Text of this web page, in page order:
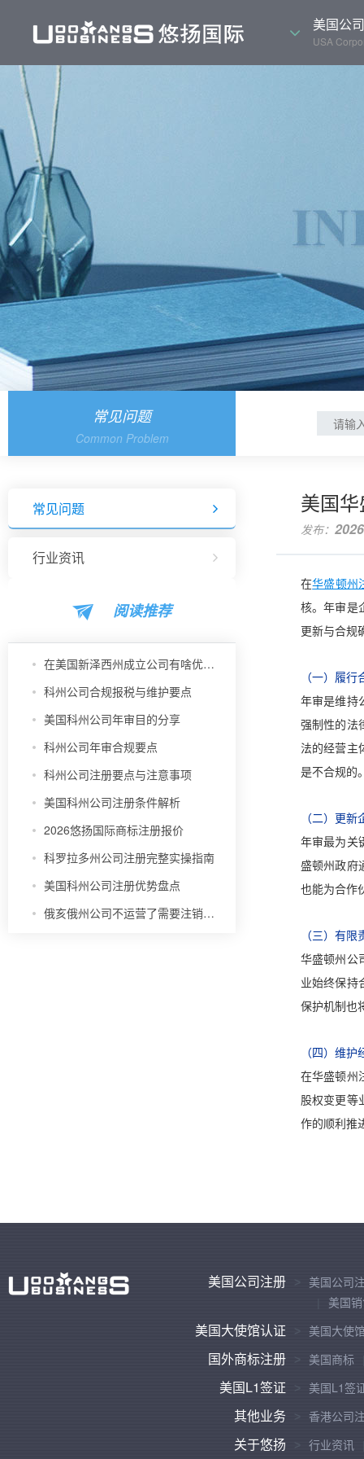
美国公
USA
常见问题
Common Problem
常见问题
行业资讯
阅读推荐
在美国新泽西州成立公司有啥优势？
科州公司合规报税与维护要点
美国科州公司年审目的分享
科州公司年审合规要点
科州公司注册要点与注意事项
美国科州公司注册条件解析
2026悠扬国际商标注册报价
科罗拉多州公司注册完整实操指南
美国科州公司注册优势盘点
俄亥俄州公司不运营了需要注销吗？
美国
发布：
在华盛顿州
核。年审是
更新与合规
（一）履行
年审是维持
强制性的法
法的经营主
是不合规的
（二）更新
年审最为关
盛顿州政府
也能为合作
（三）有限
华盛顿州公
业始终保持
保护机制也
（四）维护
在华盛顿州
股权变更等
作的顺利推
美国公司注册
美国公司
美国
美国大使馆认证 美国大使
国外商标注册 美国商标
美国L1签证 美国L1签
其他业务 香港公司
关于悠扬 行业资讯